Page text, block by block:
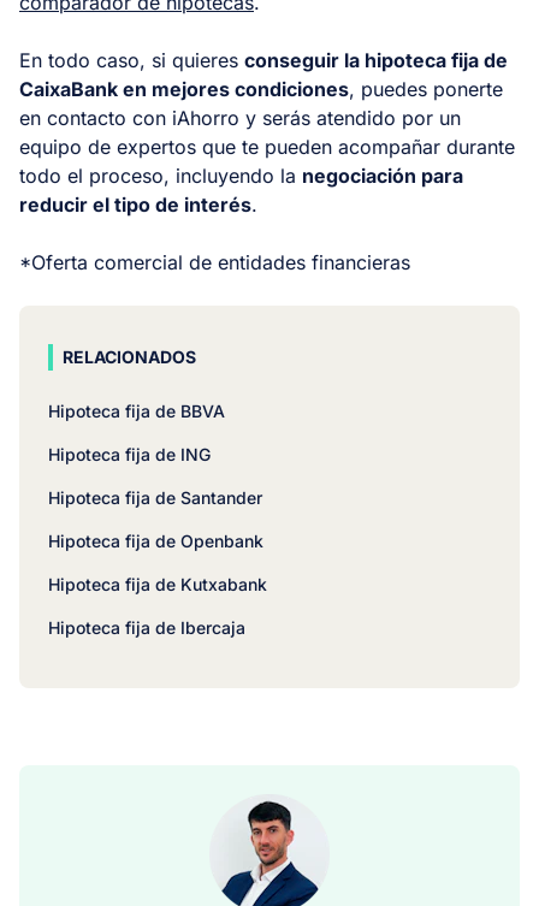
En todo caso, si quieres conseguir la hipoteca fija de
CaixaBank en mejores condiciones, puedes ponerte
en contacto con iAhorro y serás atendido por un
equipo de expertos que te pueden acompañar durante
todo el proceso, incluyendo la negociación para
reducir el tipo de interés.
*Oferta comercial de entidades financieras
RELACIONADOS
Hipoteca fija de BBVA
Hipoteca fija de ING
Hipoteca fija de Santander
Hipoteca fija de Openbank
Hipoteca fija de Kutxabank
Hipoteca fija de Ibercaja